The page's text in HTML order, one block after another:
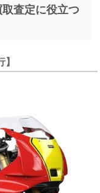
査定に役立つ